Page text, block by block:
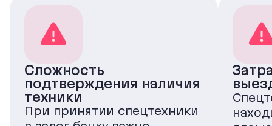
Сложность
подтверждения наличия
техники
При принятии спецтехники